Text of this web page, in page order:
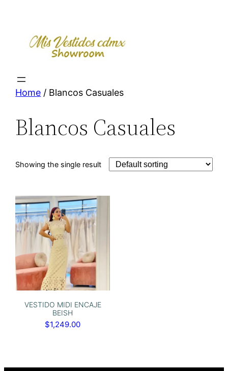
content
Home / Blancos Casuales
Blancos Casuales
Showing the single result
VESTIDO MIDI ENCAJE
BEISH
$1,249.00